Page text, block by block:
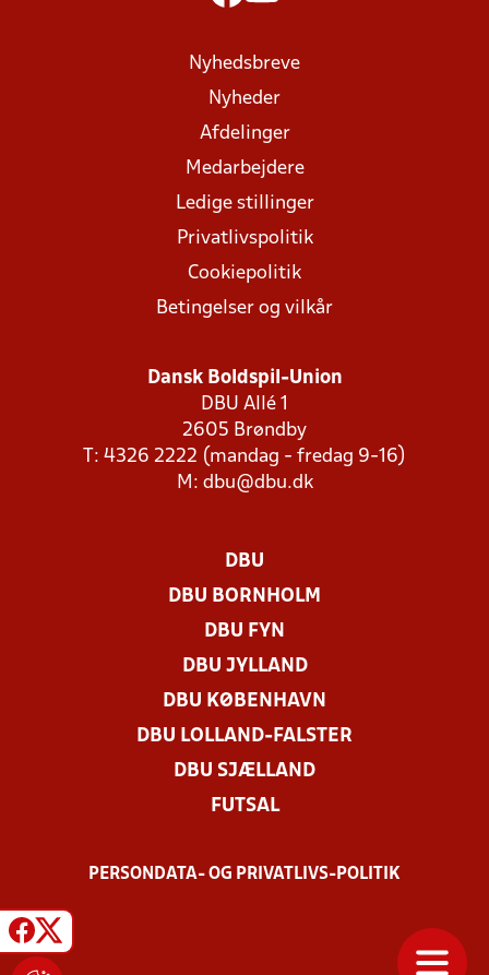
Nyhedsbreve
Nyheder
Afdelinger
Medarbejdere
Ledige stillinger
Privatlivspolitik
Cookiepolitik
Betingelser og vilkår
Dansk Boldspil-Union
DBU Allé 1
2605 Brøndby
T: 4326 2222 (mandag - fredag 9-16)
M: dbu@dbu.dk
DBU
DBU BORNHOLM
DBU FYN
DBU JYLLAND
DBU KØBENHAVN
DBU LOLLAND-FALSTER
DBU SJÆLLAND
FUTSAL
PERSONDATA- OG PRIVATLIVS-POLITIK